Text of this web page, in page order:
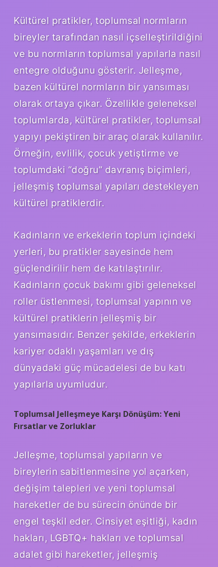
Kültürel pratikler, toplumsal normların
bireyler tarafından nasıl içselleştirildiğini
ve bu normların toplumsal yapılarla nasıl
entegre olduğunu gösterir. Jelleşme,
bazen kültürel normların bir yansıması
olarak ortaya çıkar. Özellikle geleneksel
toplumlarda, kültürel pratikler, toplumsal
yapıyı pekiştiren bir araç olarak kullanılır.
Örneğin, evlilik, çocuk yetiştirme ve
toplumdaki “doğru” davranış biçimleri,
jelleşmiş toplumsal yapıları destekleyen
kültürel pratiklerdir.
Kadınların ve erkeklerin toplum içindeki
yerleri, bu pratikler sayesinde hem
güçlendirilir hem de katılaştırılır.
Kadınların çocuk bakımı gibi geleneksel
roller üstlenmesi, toplumsal yapının ve
kültürel pratiklerin jelleşmiş bir
yansımasıdır. Benzer şekilde, erkeklerin
kariyer odaklı yaşamları ve dış
dünyadaki güç mücadelesi de bu katı
yapılarla uyumludur.
Toplumsal Jelleşmeye Karşı Dönüşüm: Yeni
Fırsatlar ve Zorluklar
Jelleşme, toplumsal yapıların ve
bireylerin sabitlenmesine yol açarken,
değişim talepleri ve yeni toplumsal
hareketler de bu sürecin önünde bir
engel teşkil eder. Cinsiyet eşitliği, kadın
hakları, LGBTQ+ hakları ve toplumsal
adalet gibi hareketler, jelleşmiş